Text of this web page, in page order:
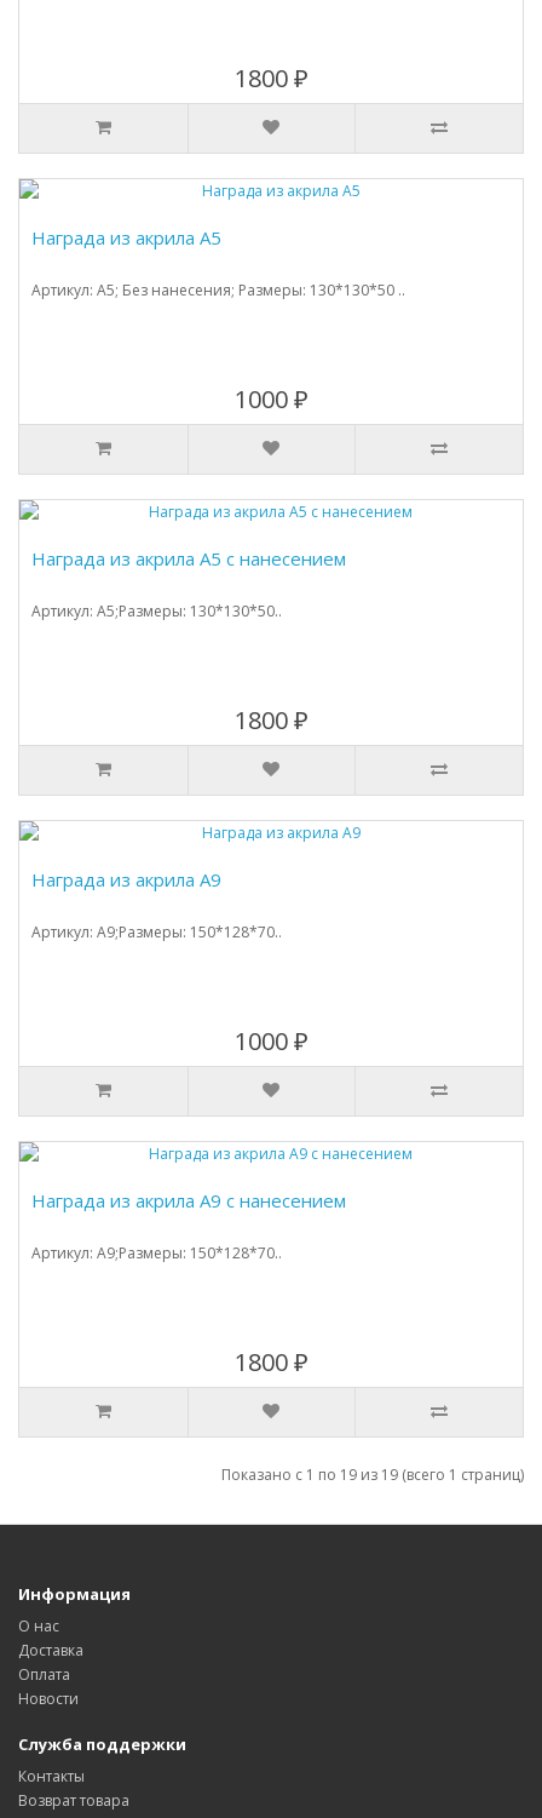
1800 ₽
Награда из акрила А5
Артикул: A5; Без нанесения; Размеры: 130*130*50 ..
1000 ₽
Награда из акрила А5 с нанесением
Артикул: A5;Размеры: 130*130*50..
1800 ₽
Награда из акрила А9
Артикул: A9;Размеры: 150*128*70..
1000 ₽
Награда из акрила А9 с нанесением
Артикул: A9;Размеры: 150*128*70..
1800 ₽
Показано с 1 по 19 из 19 (всего 1 страниц)
Информация
О нас
Доставка
Оплата
Новости
Служба поддержки
Контакты
Возврат товара